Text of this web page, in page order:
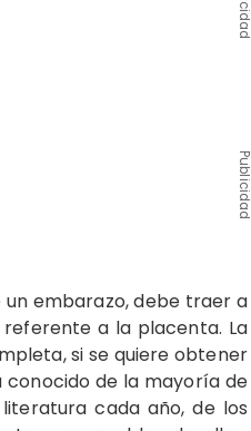
Publicidad
embarazo, debe traer a
a la placenta. La
si se quiere obtener
conocido de la mayoría de
cada año, de los